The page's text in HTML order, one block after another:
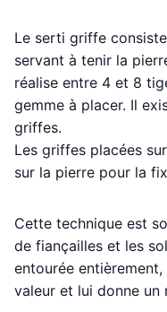
Le serti griffe
servant à tenir la
réalise entre 4 et 8
gemme à placer. Il
griffes.
Les griffes placées
sur la pierre pour la
Cette technique est
de fiançailles et les
entourée
valeur et lui donne un